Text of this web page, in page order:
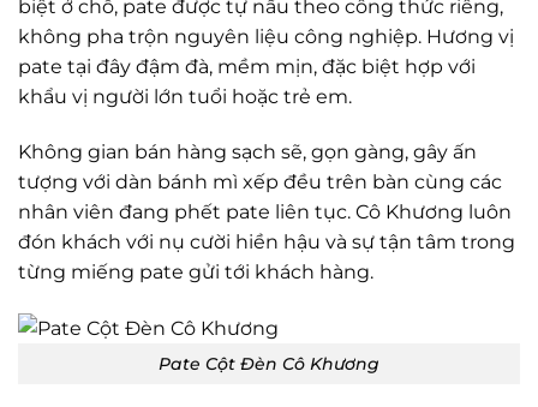
biệt ở chỗ, pate được tự nấu theo công thức riêng,
không pha trộn nguyên liệu công nghiệp. Hương vị
pate tại đây đậm đà, mềm mịn, đặc biệt hợp với
khẩu vị người lớn tuổi hoặc trẻ em.
Không gian bán hàng sạch sẽ, gọn gàng, gây ấn
tượng với dàn bánh mì xếp đều trên bàn cùng các
nhân viên đang phết pate liên tục. Cô Khương luôn
đón khách với nụ cười hiền hậu và sự tận tâm trong
từng miếng pate gửi tới khách hàng.
Pate Cột Đèn Cô Khương